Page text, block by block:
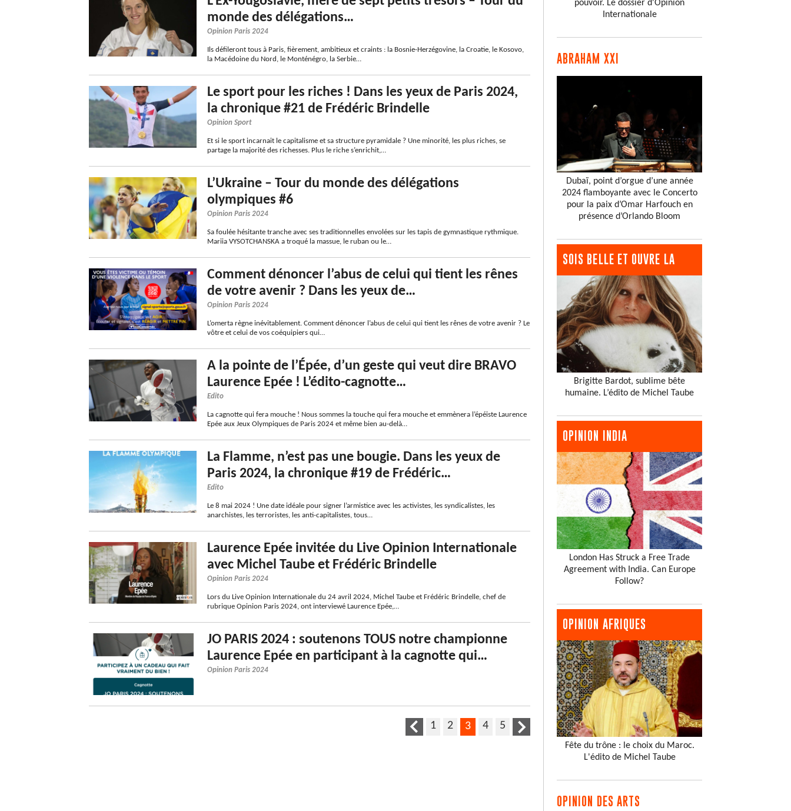
monde des délégations…
Opinion Paris 2024
Ils défileront tous à Paris, fièrement, ambitieux et craints : la Bosnie-Herzégovine, la Croatie, le Kosovo,
la Macédoine du Nord, le Monténégro, la Serbie…
Le sport pour les riches ! Dans les yeux de Paris 2024,
la chronique #21 de Frédéric Brindelle
Opinion Sport
Et si le sport incarnait le capitalisme et sa structure pyramidale ? Une minorité, les plus riches, se
partage la majorité des richesses. Plus le riche s’enrichit,…
L’Ukraine – Tour du monde des délégations
olympiques #6
Opinion Paris 2024
Sa foulée hésitante tranche avec ses traditionnelles envolées sur les tapis de gymnastique rythmique.
Mariia VYSOTCHANSKA a troqué la massue, le ruban ou le…
Comment dénoncer l’abus de celui qui tient les rênes
de votre avenir ? Dans les yeux de…
Opinion Paris 2024
L’omerta règne inévitablement. Comment dénoncer l’abus de celui qui tient les rênes de votre avenir ? Le
vôtre et celui de vos coéquipiers qui…
A la pointe de l’Épée, d’un geste qui veut dire BRAVO
Laurence Epée ! L’édito-cagnotte…
Edito
La cagnotte qui fera mouche ! Nous sommes la touche qui fera mouche et emmènera l’épéiste Laurence
Epée aux Jeux Olympiques de Paris 2024 et même bien au-delà…
La Flamme, n’est pas une bougie. Dans les yeux de
Paris 2024, la chronique #19 de Frédéric…
Edito
Le 8 mai 2024 ! Une date idéale pour signer l’armistice avec les activistes, les syndicalistes, les
anarchistes, les terroristes, les anti-capitalistes, tous…
Laurence Epée invitée du Live Opinion Internationale
avec Michel Taube et Frédéric Brindelle
Opinion Paris 2024
Lors du Live Opinion Internationale du 24 avril 2024, Michel Taube et Frédéric Brindelle, chef de
rubrique Opinion Paris 2024, ont interviewé Laurence Epée,…
JO PARIS 2024 : soutenons TOUS notre championne
Laurence Epée en participant à la cagnotte qui…
Opinion Paris 2024
1 2 3 4 5
pouvoir. Le dossier d'Opinion
Internationale
ABRAHAM XXI
Dubaï, point d’orgue d’une année
2024 flamboyante avec le Concerto
pour la paix d’Omar Harfouch en
présence d’Orlando Bloom
SOIS BELLE ET OUVRE LA
Brigitte Bardot, sublime bête
humaine. L’édito de Michel Taube
OPINION INDIA
London Has Struck a Free Trade
Agreement with India. Can Europe
Follow?
OPINION AFRIQUES
Fête du trône : le choix du Maroc.
L'édito de Michel Taube
OPINION DES ARTS